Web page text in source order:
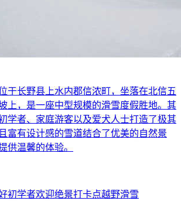
于长野县上水内郡信浓町，坐落在北信五
上，是一座中型规模的滑雪度假胜地。其
学者、家庭游客以及爱犬人士打造了极其
富有设计感的雪道结合了优美的自然景
供温馨的体验。
初学者欢迎绝景打卡点越野滑雪